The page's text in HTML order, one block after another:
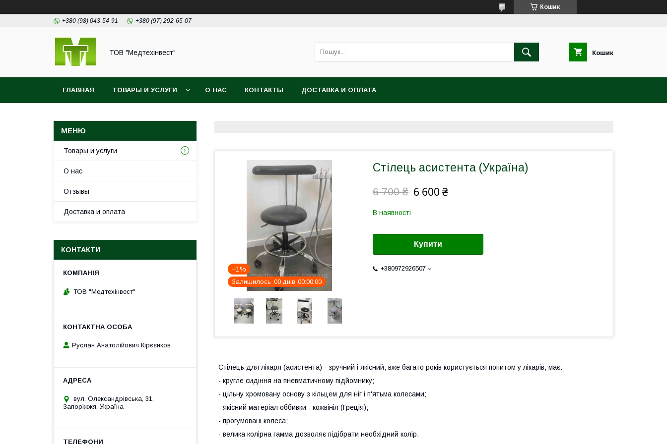
Кошик
+380 (98) 043-54-91 +380 (97) 292-65-07
ТОВ "Медтехінвест" Кошик
ГЛАВНАЯ ТОВАРЫ И УСЛУГИ О НАС КОНТАКТЫ ДОСТАВКА И ОПЛАТА
–1%
Залишилось 00 днів 00 00 00
Стілець асистента (Україна)
6 700 ₴ 6 600 ₴
В наявності
Купити
+380972926507
Стілець для лікаря (асистента) - зручний і якісний, вже багато років користується попитом у лікарів, має:
- кругле сидіння на пневматичному підйомнику;
- цільну хромовану основу з кільцем для ніг і п'ятьма колесами;
- якісний матеріал оббивки - кожвініл (Греція);
- прогумовані колеса;
- велика колірна гамма дозволяє підібрати необхідний колір.
Товары и услуги
О нас
Отзывы
Доставка и оплата
КОНТАКТИ
ТОВ "Медтехінвест"
Руслан Анатолійович Кірєєнков
вул. Олександрівська, 31,
Запоріжжя, Україна